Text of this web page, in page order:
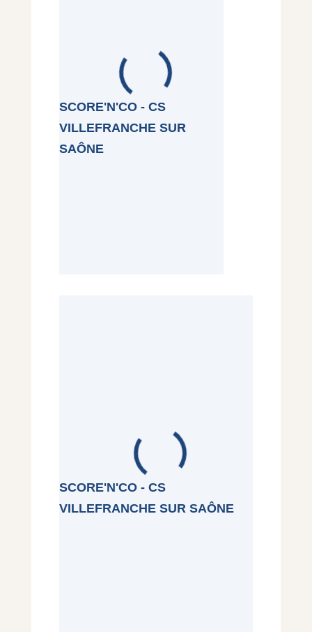
SCORE'N'CO - CS
VILLEFRANCHE SUR
SAÔNE
SCORE'N'CO - CS
VILLEFRANCHE SUR SAÔNE